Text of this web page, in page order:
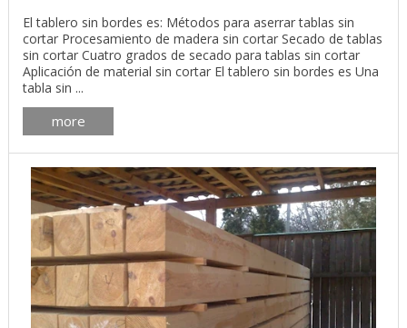
El tablero sin bordes es: Métodos para aserrar tablas sin
cortar Procesamiento de madera sin cortar Secado de tablas
sin cortar Cuatro grados de secado para tablas sin cortar
Aplicación de material sin cortar El tablero sin bordes es Una
tabla sin ...
more